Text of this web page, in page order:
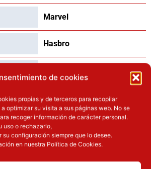
de cookies
propias y de terceros para recopilar
optimizar su visita a sus páginas web. No se
recoger información de carácter personal.
uso o rechazarlo,
su configuración siempre que lo desee.
en nuestra Política de Cookies.
Marvel
Hasbro
Nuevo
PRODUCTOS QUE TE
PUEDEN INTERESAR